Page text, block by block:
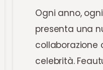
Ogni anno,
presenta una
collaborazione
celebrità.